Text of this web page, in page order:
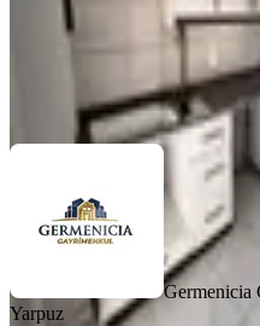
Germenicia
Yarpuz